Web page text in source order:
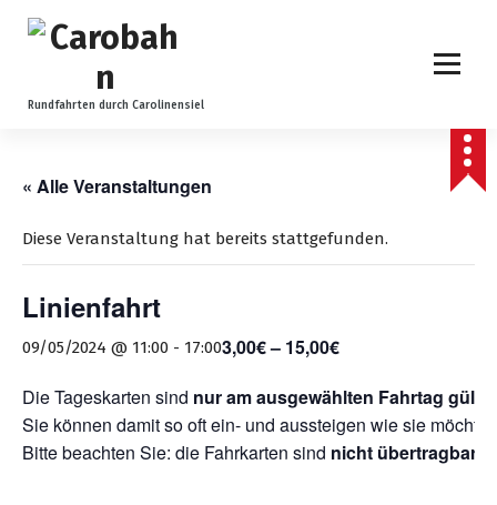
Rundfahrten durch Carolinensiel
« Alle Veranstaltungen
Diese Veranstaltung hat bereits stattgefunden.
Linienfahrt
09/05/2024 @ 11:00 - 17:003,00€ – 15,00€
Die Tageskarten sind nur am ausgewählten Fahrtag
Sie können damit so oft ein- und aussteigen wie sie
Bitte beachten Sie: die Fahrkarten sind nicht übertragbar